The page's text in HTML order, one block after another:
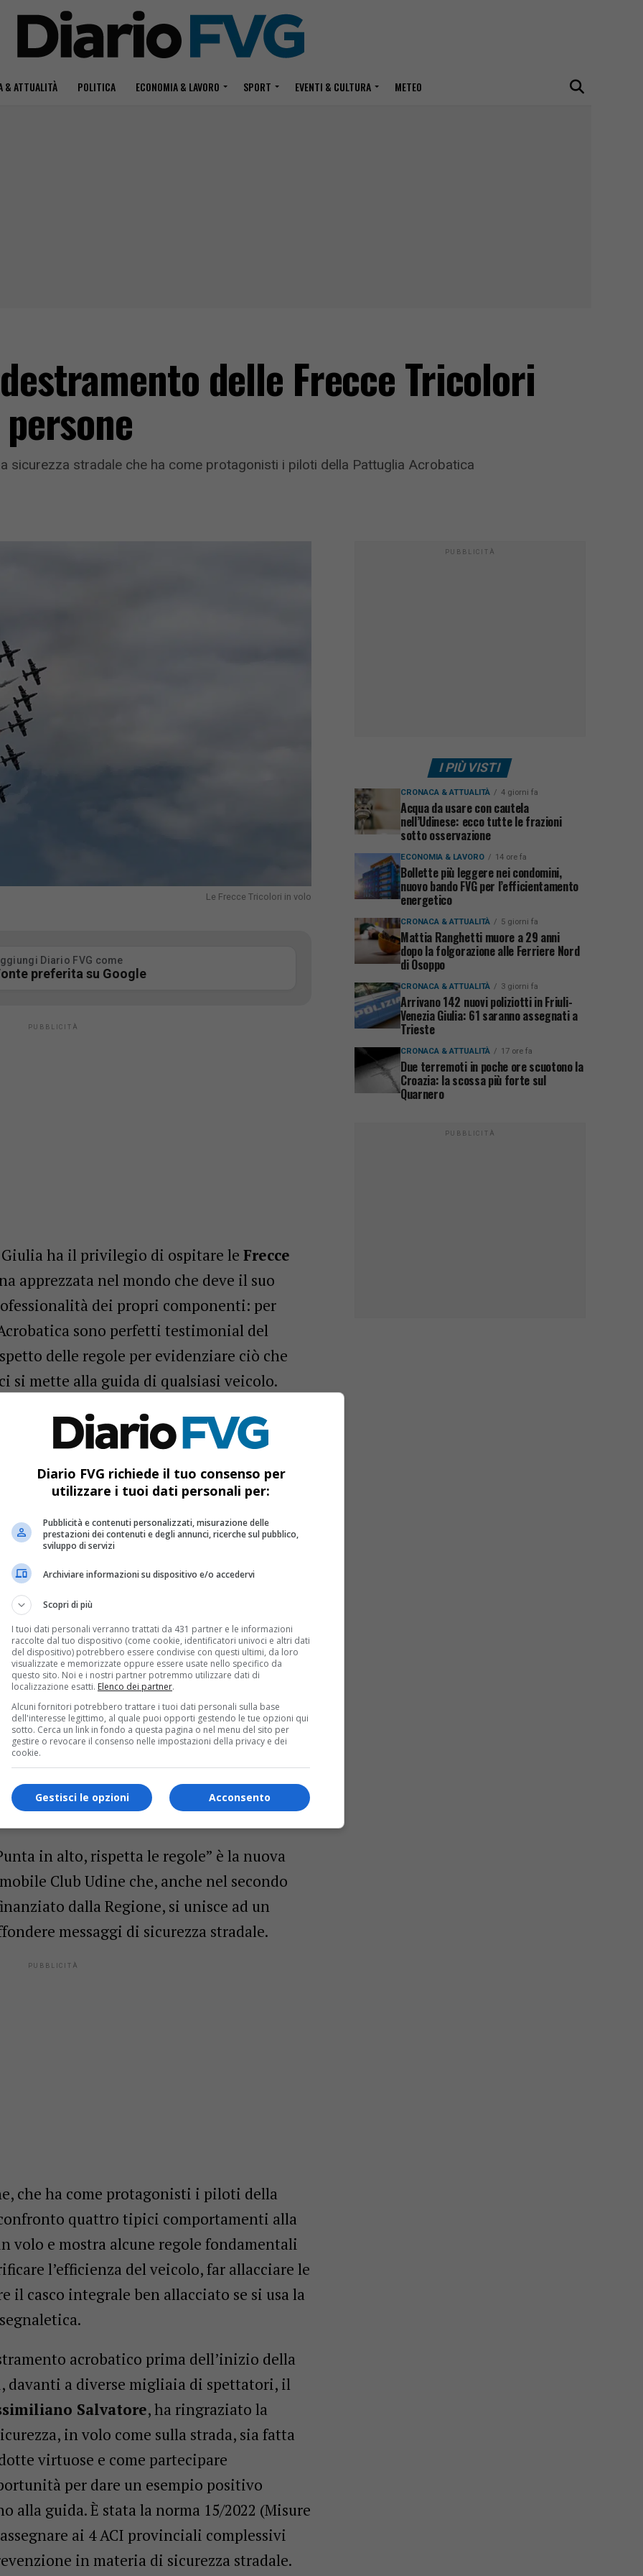
& ATTUALITÀ POLITICA ECONOMIA & LAVORO SPORT EVENTI & CULTURA METEO
delle Frecce Tricolori
sicurezza stradale che ha come protagonisti i piloti della Pattuglia Acrobatica
Le Frecce Tricolori in volo
Diario FVG come
preferita su Google
ha il privilegio di ospitare le Frecce
apprezzata nel mondo che deve il suo
dei propri componenti: per
sono perfetti testimonial del
delle regole per evidenziare ciò che
si mette alla guida di qualsiasi veicolo.
a margine dell’ultimo addestramento
stagione delle esibizioni
l’assessore
Roberti, che ha preso parte all’evento a
della Regione.
in alto, rispetta le regole” è la nuova
Club Udine che, anche nel secondo
dalla Regione, si unisce ad un
messaggi di sicurezza stradale.
che ha come protagonisti i piloti della
quattro tipici comportamenti alla
volo e mostra alcune regole fondamentali
l’efficienza del veicolo, far allacciare le
il casco integrale ben allacciato se si usa la
acrobatico prima dell’inizio della
davanti a diverse migliaia di spettatori, il
Salvatore, ha ringraziato la
in volo come sulla strada, sia fatta
virtuose e come partecipare
per dare un esempio positivo
alla guida. È stata la norma 15/2022 (Misure
ai 4 ACI provinciali complessivi
in materia di sicurezza stradale.
PUBBLICITÀ
I PIÙ VISTI
CRONACA & ATTUALITÀ 4 giorni fa
Acqua da usare con cautela
nell’Udinese: ecco tutte le frazioni
sotto osservazione
ECONOMIA & LAVORO 14 ore fa
Bollette più leggere nei condomini,
nuovo bando FVG per l’efficientamento
energetico
CRONACA & ATTUALITÀ 5 giorni fa
Mattia Ranghetti muore a 29 anni
dopo la folgorazione alle Ferriere Nord
di Osoppo
CRONACA & ATTUALITÀ 3 giorni fa
Arrivano 142 nuovi poliziotti in Friuli-
Venezia Giulia: 61 saranno assegnati a
Trieste
CRONACA & ATTUALITÀ 17 ore fa
Due terremoti in poche ore scuotono la
Croazia: la scossa più forte sul
Quarnero
PUBBLICITÀ
Diario FVG richiede il tuo consenso per
utilizzare i tuoi dati personali per:
Pubblicità e contenuti personalizzati, misurazione delle
prestazioni dei contenuti e degli annunci, ricerche sul pubblico,
sviluppo di servizi
Archiviare informazioni su dispositivo e/o accedervi
Scopri di più
I tuoi dati personali verranno trattati da 431 partner e le informazioni
raccolte dal tuo dispositivo (come cookie, identificatori univoci e altri dati
del dispositivo) potrebbero essere condivise con questi ultimi, da loro
visualizzate e memorizzate oppure essere usate nello specifico da
questo sito. Noi e i nostri partner potremmo utilizzare dati di
localizzazione esatti. Elenco dei partner.
Alcuni fornitori potrebbero trattare i tuoi dati personali sulla base
dell'interesse legittimo, al quale puoi opporti gestendo le tue opzioni qui
sotto. Cerca un link in fondo a questa pagina o nel menu del sito per
gestire o revocare il consenso nelle impostazioni della privacy e dei
cookie.
Acconsento
Gestisci le opzioni